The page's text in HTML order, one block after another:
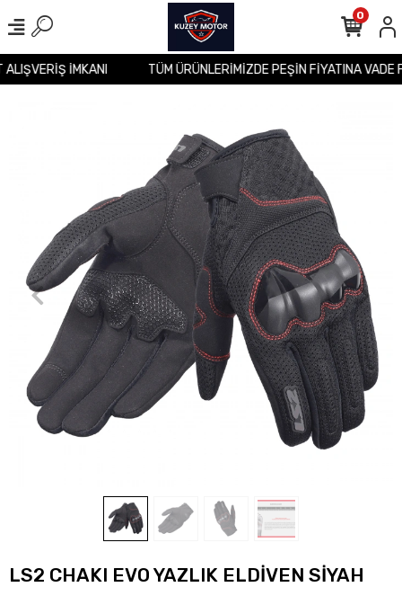
ALIŞVERİŞ İMKANI TÜM ÜRÜNLERİMİZDE PEŞİN FİYATINA
0
LS2 CHAKI EVO YAZLIK ELDİVEN SİYAH